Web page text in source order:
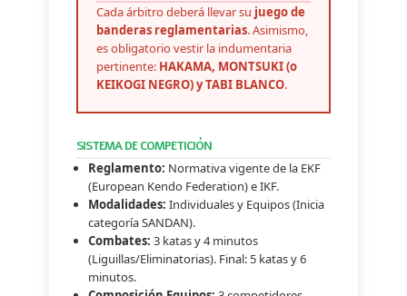
Cada árbitro deberá llevar su juego de
banderas reglamentarias. Asimismo,
es obligatorio vestir la indumentaria
pertinente: HAKAMA, MONTSUKI (o
KEIKOGI NEGRO) y TABI BLANCO.
SISTEMA DE COMPETICIÓN
Reglamento: Normativa vigente de la EKF
(European Kendo Federation) e IKF.
Modalidades: Individuales y Equipos (Inicia
categoría SANDAN).
Combates: 3 katas y 4 minutos
(Liguillas/Eliminatorias). Final: 5 katas y 6
minutos.